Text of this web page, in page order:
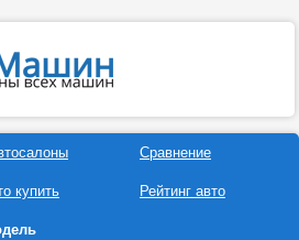
купить
Сравнение
Рейтинг авто